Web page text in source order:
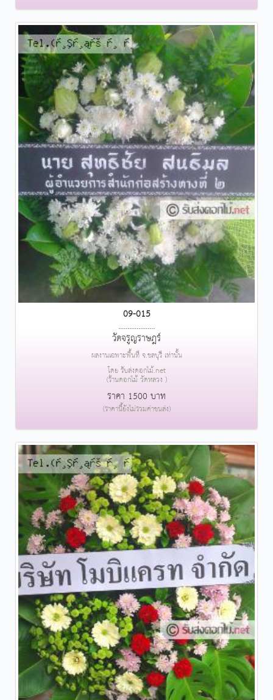
09-015
....................
วัดจรูญราษฎร์
ผลงานเฉพาะพื้นที่ จ.ชลบุรี เท่านั้น
โดย รับส่งดอกไม้.net
(ร้านดอกไม้ วัดหลวง )
ราคา 1500 บาท
(ราคานี้ยังไม่รวมค่าขนส่ง)